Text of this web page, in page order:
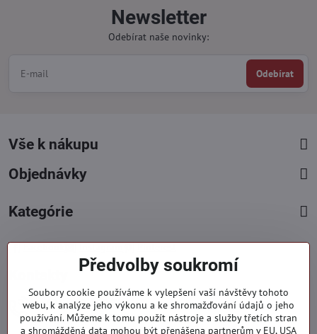
Newsletter
Odebírat naše novinky:
Odebírat
Vše k nákupu
Objednávky
Kategórie
+421 919 060 751
Pondělí - Pátek : 09:00 - 15:00 hod.
Předvolby soukromí
Soubory cookie používáme k vylepšení vaší návštěvy tohoto
webu, k analýze jeho výkonu a ke shromažďování údajů o jeho
používání. Můžeme k tomu použít nástroje a služby třetích stran
a shromážděná data mohou být přenášena partnerům v EU, USA